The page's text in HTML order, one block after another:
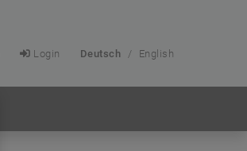
Login Deutsch / English